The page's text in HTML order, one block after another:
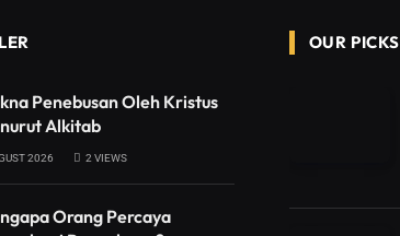
Penebusan Oleh Kristus
Alkitab
2026 2VIEWS
Orang Percaya
OUR PICKS